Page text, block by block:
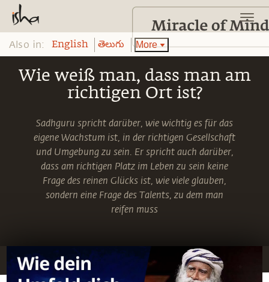
Wie weiß man, dass man am
richtigen Ort ist?
Sadhguru spricht darüber, wie wichtig es für das
eigene Wachstum ist, in der richtigen Gesellschaft
und Umgebung zu sein. Er spricht auch darüber,
dass am richtigen Platz im Leben zu sein keine
Frage des reinen Glücks ist, wie viele glauben,
sondern eine Frage des Talents, zu dem man
reifen muss
Also in: English తెలుగు More